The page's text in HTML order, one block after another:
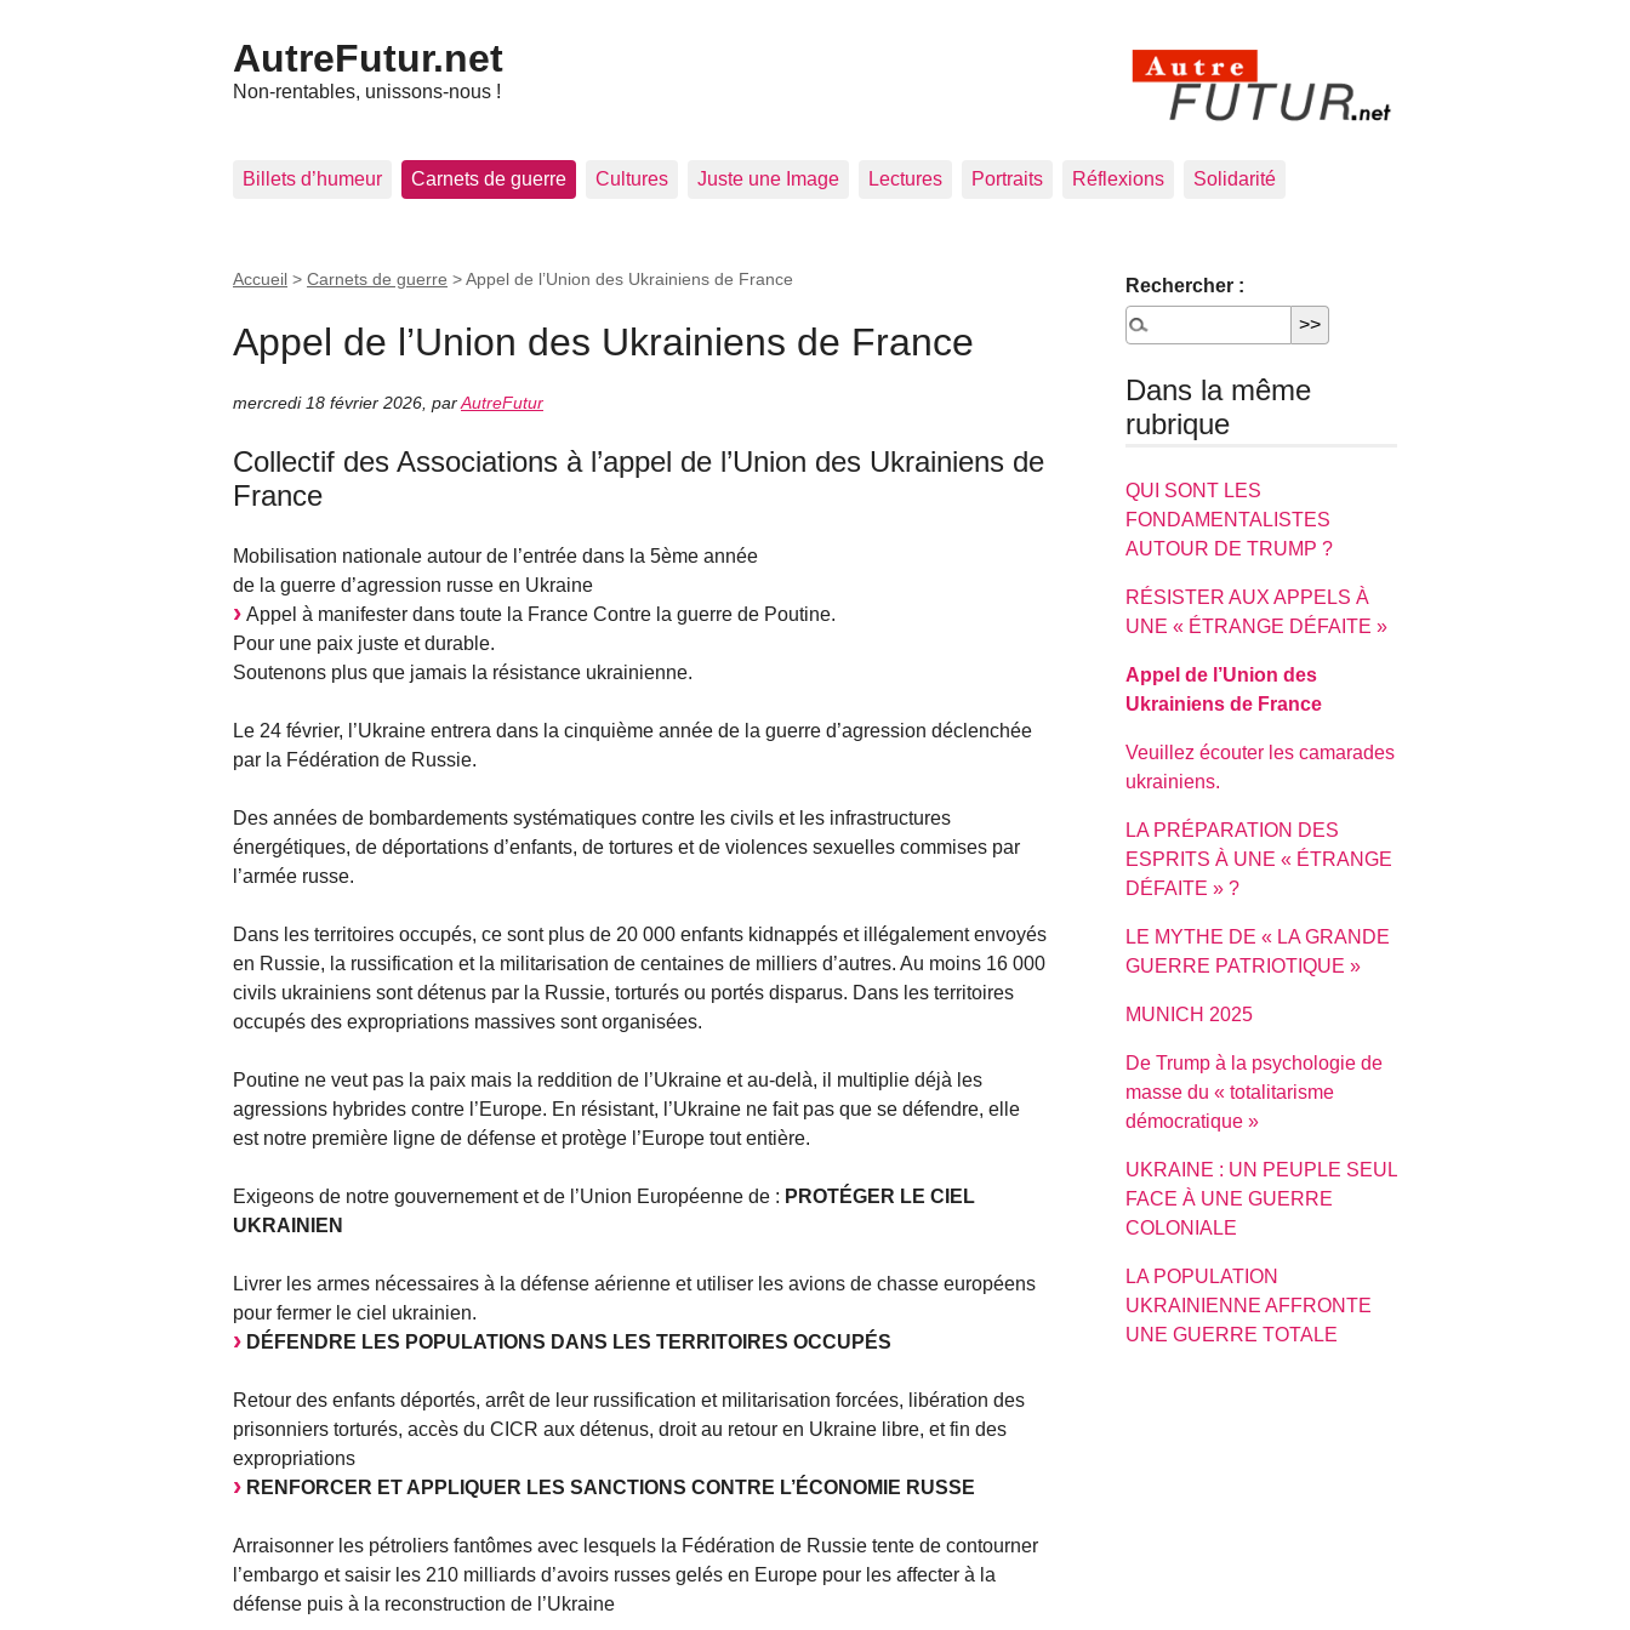
AutreFutur.net
Non-rentables, unissons-nous !
Billets d’humeur Carnets de guerre Cultures Juste une Image Lectures Portraits Réflexions Solidarité
Accueil > Carnets de guerre >Appel de l’Union des Ukrainiens de France
Appel de l’Union des Ukrainiens de France
mercredi 18 février 2026 parAutreFutur
Collectif des Associations à l’appel de l’Union des Ukrainiens de
France
Mobilisation nationale autour de l’entrée dans la 5ème année
de la guerre d’agression russe en Ukraine
Appel à manifester dans toute la France Contre la guerre de Poutine.
Pour une paix juste et durable.
Soutenons plus que jamais la résistance ukrainienne.
Le 24 février, l’Ukraine entrera dans la cinquième année de la guerre d’agression déclenchée
par la Fédération de Russie.
Des années de bombardements systématiques contre les civils et les infrastructures
énergétiques, de déportations d’enfants, de tortures et de violences sexuelles commises par
l’armée russe.
Dans les territoires occupés, ce sont plus de 20 000 enfants kidnappés et illégalement envoyés
en Russie, la russification et la militarisation de centaines de milliers d’autres. Au moins 16 000
civils ukrainiens sont détenus par la Russie, torturés ou portés disparus. Dans les territoires
occupés des expropriations massives sont organisées.
Poutine ne veut pas la paix mais la reddition de l’Ukraine et au-delà, il multiplie déjà les
agressions hybrides contre l’Europe. En résistant, l’Ukraine ne fait pas que se défendre, elle
est notre première ligne de défense et protège l’Europe tout entière.
Exigeons de notre gouvernement et de l’Union Européenne de : PROTÉGER LE CIEL
UKRAINIEN
Livrer les armes nécessaires à la défense aérienne et utiliser les avions de chasse européens
pour fermer le ciel ukrainien.
DÉFENDRE LES POPULATIONS DANS LES TERRITOIRES OCCUPÉS
Retour des enfants déportés, arrêt de leur russification et militarisation forcées, libération des
prisonniers torturés, accès du CICR aux détenus, droit au retour en Ukraine libre, et fin des
expropriations
RENFORCER ET APPLIQUER LES SANCTIONS CONTRE L’ÉCONOMIE RUSSE
Arraisonner les pétroliers fantômes avec lesquels la Fédération de Russie tente de contourner
l’embargo et saisir les 210 milliards d’avoirs russes gelés en Europe pour les affecter à la
défense puis à la reconstruction de l’Ukraine
Rechercher :
Dans la même
rubrique
QUI SONT LES
FONDAMENTALISTES
AUTOUR DE TRUMP ?
RÉSISTER AUX APPELS À
UNE « ÉTRANGE DÉFAITE »
Appel de l’Union des
Ukrainiens de France
Veuillez écouter les camarades
ukrainiens.
LA PRÉPARATION DES
ESPRITS À UNE « ÉTRANGE
DÉFAITE » ?
LE MYTHE DE « LA GRANDE
GUERRE PATRIOTIQUE »
MUNICH 2025
De Trump à la psychologie de
masse du « totalitarisme
démocratique »
UKRAINE : UN PEUPLE SEUL
FACE À UNE GUERRE
COLONIALE
LA POPULATION
UKRAINIENNE AFFRONTE
UNE GUERRE TOTALE